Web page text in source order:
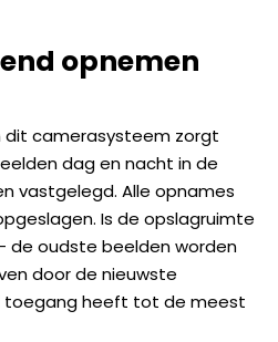
opnemen
dit camerasysteem zorgt
dag en nacht in de
vastgelegd. Alle opnames
Is de opslagruimte
de oudste beelden worden
door de nieuwste
toegang heeft tot de meest